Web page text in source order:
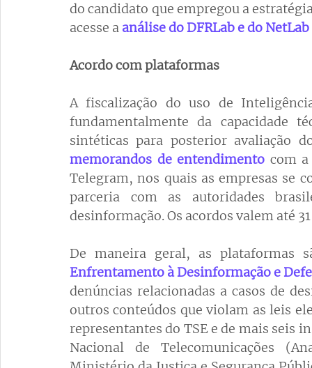
do candidato que empregou a
acesse a análise do DFRLab e do NetLab
Acordo com plataformas
A fiscalização do uso de
fundamentalmente da capacidade
memorandos de entendimento com
Telegram, nos quais as empresas se
parceria com as autoridades
desinformação. Os acordos valem até
De maneira geral, as
Enfrentamento à Desinformação e
denúncias relacionadas a casos de
outros conteúdos que violam as leis
representantes do TSE e de mais seis
Nacional de Telecomunicações